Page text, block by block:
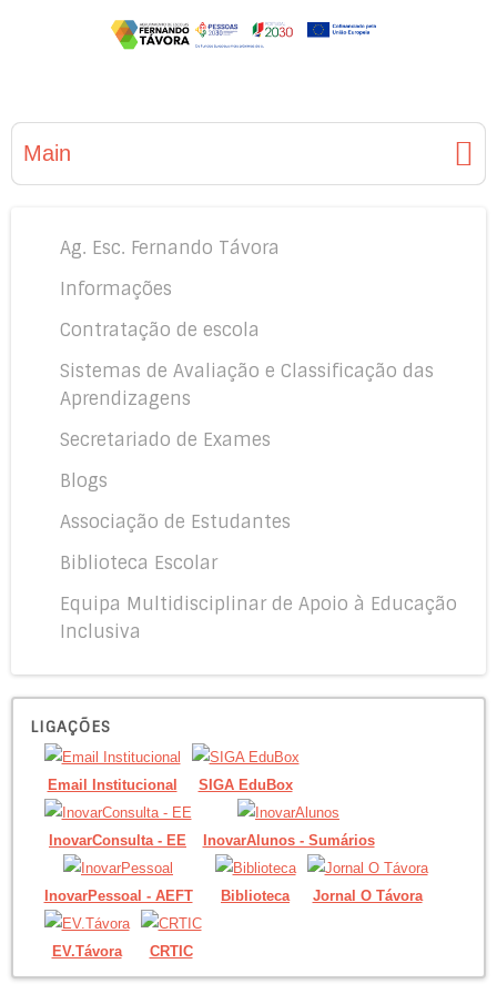
Main
Ag. Esc. Fernando Távora
Informações
Contratação de escola
Sistemas de Avaliação e Classificação das
Aprendizagens
Secretariado de Exames
Blogs
Associação de Estudantes
Biblioteca Escolar
Equipa Multidisciplinar de Apoio à Educação
Inclusiva
LIGAÇÕES
Email Institucional SIGA EduBox
InovarConsulta - EE InovarAlunos - Sumários
InovarPessoal - AEFT Biblioteca Jornal O Távora
EV.Távora CRTIC